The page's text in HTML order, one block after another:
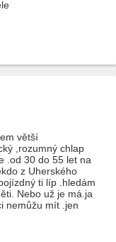
větší
,rozumný chlap
.od 30 do 55 let na
z Uherského
ti líp .hledám
Nebo už je má.ja
nemůžu mít .jen